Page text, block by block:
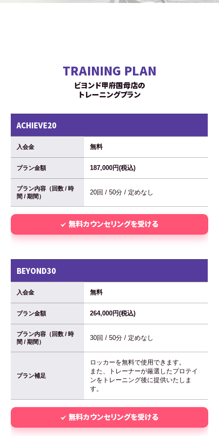
TRAINING PLAN
ビヨンド甲府国母店の
トレーニングプラン
ACHIEVE20
入会金 無料
プラン金額 187,000円(税込)
プラン内容（回数 / 時
間 / 期間）
20回 / 50分 / 定めなし
無料カウンセリングを受ける
BEYOND30
入会金 無料
プラン金額 264,000円(税込)
プラン内容（回数 / 時
間 / 期間）
30回 / 50分 / 定めなし
プラン補足
ロッカーを無料で使用できます。
また、トレーナーが厳選したプロテイ
ンをトレーニング後に提供いたしま
す。
無料カウンセリングを受ける